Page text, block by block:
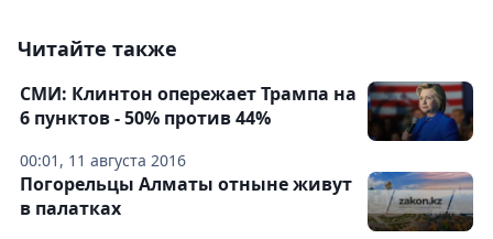
Читайте также
00:01, 11 августа 2016
СМИ: Клинтон опережает Трампа на
6 пунктов - 50% против 44%
Погорельцы Алматы отныне живут
в палатках